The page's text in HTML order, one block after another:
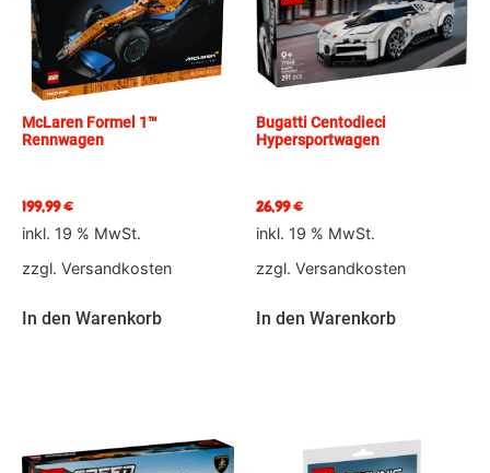
McLaren Formel 1™
Rennwagen
199,99€
inkl. 19 % MwSt.
zzgl. Versandkosten
In den Warenkorb
Bugatti Centodieci
Hypersportwagen
26,99€
inkl. 19 % MwSt.
zzgl. Versandkosten
In den Warenkorb